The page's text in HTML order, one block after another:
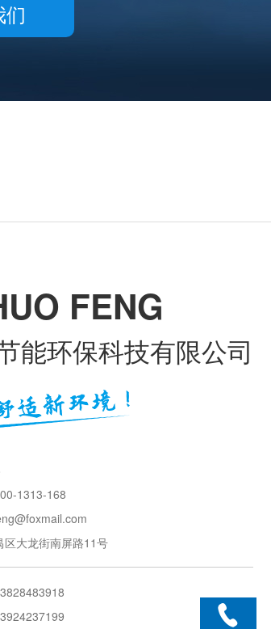
FENG
能环保科技有限公司
1313-168
区大龙街南屏路11号